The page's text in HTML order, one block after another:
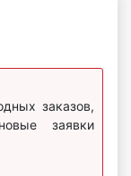
заказов,
заявки